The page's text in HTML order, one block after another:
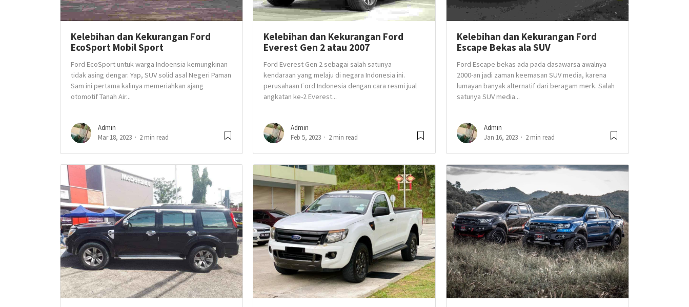
Kelebihan dan Kekurangan Ford
EcoSport Mobil Sport
Ford EcoSport untuk warga Indoensia kemungkinan
tidak asing dengar. Yap, SUV solid asal Negeri Paman
Sam ini pertama kalinya memeriahkan ajang
otomotif Tanah Air...
Admin
Mar 18, 2023
2 min read
Kelebihan dan Kekurangan Ford
Everest Gen 2 atau 2007
Ford Everest Gen 2 sebagai salah satunya
kendaraan yang melaju di negara Indonesia ini.
perusahaan Ford Indonesia dengan cara resmi jual
angkatan ke-2 Everest...
Admin
Feb 5, 2023
2 min read
Kelebihan dan Kekurangan Ford
Escape Bekas ala SUV
Ford Escape bekas ada pada dasawarsa awalnya
2000-an jadi zaman keemasan SUV media, karena
lumayan banyak alternatif dari beragam merk. Salah
satunya SUV media...
Admin
Jan 16, 2023
2 min read